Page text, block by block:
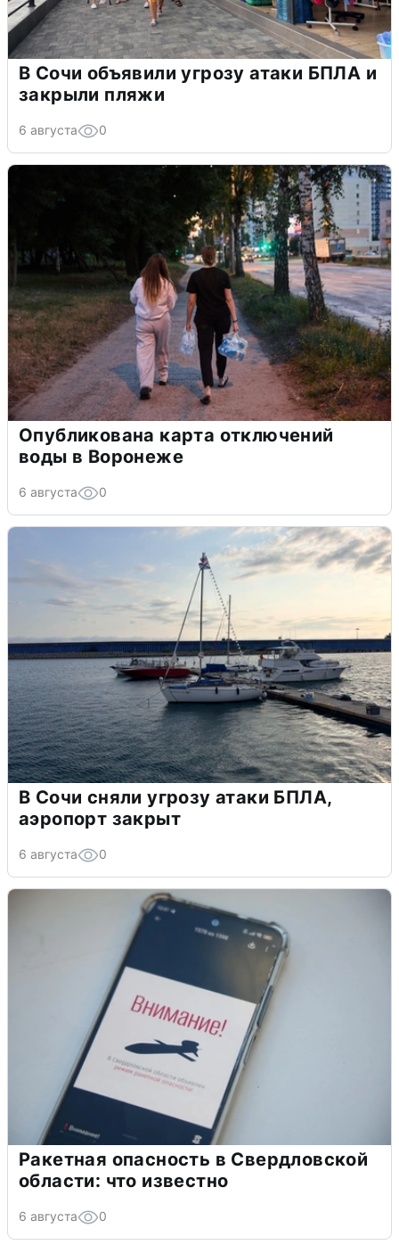
В Сочи объявили угрозу атаки БПЛА и
закрыли пляжи
6 августа 0
Опубликована карта отключений
воды в Воронеже
6 августа 0
В Сочи сняли угрозу атаки БПЛА,
аэропорт закрыт
6 августа 0
Ракетная опасность в Свердловской
области: что известно
6 августа 0